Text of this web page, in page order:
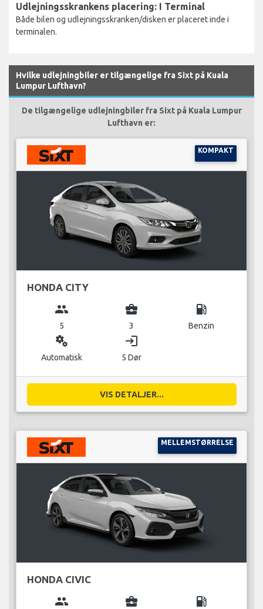
Udlejningsskrankens placering: I Terminal
Både bilen og udlejningsskranken/disken er placeret inde i
terminalen.
Hvilke udlejningbiler er tilgængelige fra Sixt på Kuala
Lumpur Lufthavn?
De tilgængelige udlejningbiler fra Sixt på Kuala Lumpur
Lufthavn er:
KOMPAKT
HONDA CITY
group
5
business_center
3
local_gas_station
Benzin
miscellaneous_services
Automatisk
login
5 Dør
VIS DETALJER...
MELLEMSTØRRELSE
HONDA CIVIC
group business_center local_gas_station